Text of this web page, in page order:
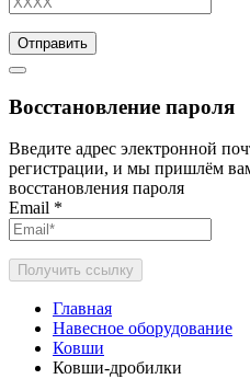
Отправить
Восстановление пароля
Введите адрес электронной
регистрации, и мы пришлём
восстановления пароля
Email *
Получить ссылку
Главная
Навесное оборудование
Ковши
Ковши-дробилки